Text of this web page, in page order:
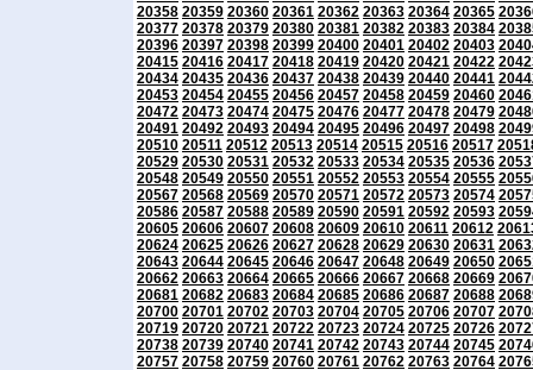
20358 20359 20360 20361 20362 20363 20364 20365
20377 20378 20379 20380 20381 20382 20383 20384
20396 20397 20398 20399 20400 20401 20402 20403
20415 20416 20417 20418 20419 20420 20421 20422
20434 20435 20436 20437 20438 20439 20440 20441
20453 20454 20455 20456 20457 20458 20459 20460
20472 20473 20474 20475 20476 20477 20478 20479
20491 20492 20493 20494 20495 20496 20497 20498
20510 20511 20512 20513 20514 20515 20516 20517
20529 20530 20531 20532 20533 20534 20535 20536
20548 20549 20550 20551 20552 20553 20554 20555
20567 20568 20569 20570 20571 20572 20573 20574
20586 20587 20588 20589 20590 20591 20592 20593
20605 20606 20607 20608 20609 20610 20611 20612
20624 20625 20626 20627 20628 20629 20630 20631
20643 20644 20645 20646 20647 20648 20649 20650
20662 20663 20664 20665 20666 20667 20668 20669
20681 20682 20683 20684 20685 20686 20687 20688
20700 20701 20702 20703 20704 20705 20706 20707
20719 20720 20721 20722 20723 20724 20725 20726
20738 20739 20740 20741 20742 20743 20744 20745
20757 20758 20759 20760 20761 20762 20763 20764